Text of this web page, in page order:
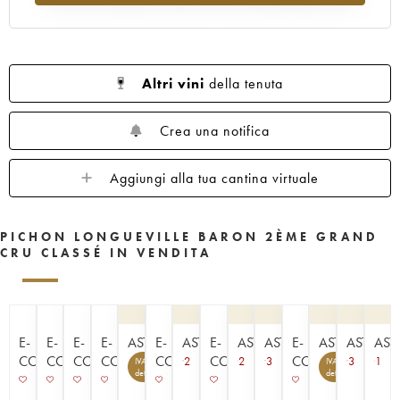
1956
1955 1954 1953
1952
1950
1949 1948 1947
1945
1940 1938 1936
Altri vini della tenuta
Crea una notifica
Aggiungi alla tua cantina virtuale
PICHON LONGUEVILLE BARON 2ÈME GRAND
CRU CLASSÉ IN VENDITA
E-
COMMERCE
E-
COMMERCE
E-
COMMERCE
E-
COMMERCE
ASTA
IVA
detraibile
E-
COMMERCE
ASTA
2
E-
COMMERCE
ASTA
2
ASTA
3
E-
COMMERCE
ASTA
IVA
detraibile
ASTA
3 1